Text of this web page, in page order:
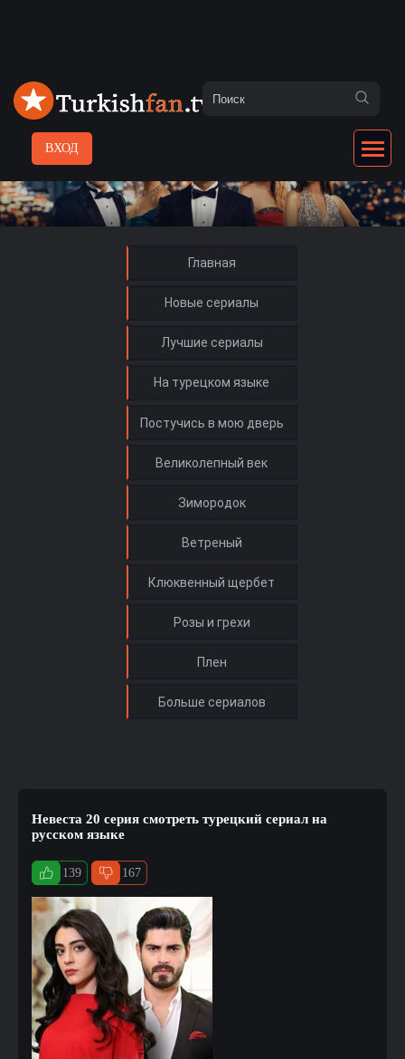
ВХОД
Главная
Новые сериалы
Лучшие сериалы
На турецком языке
Невеста 20 серия смотреть турецкий сериал на
русском языке
139 167